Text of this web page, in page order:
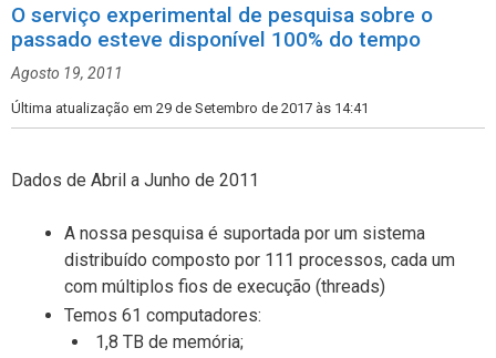
e
g
r
i
a
O serviço experimental de pesquisa sobre o
passado esteve disponível 100% do tempo
Agosto 19, 2011
Última atualização em 29 de Setembro de 2017 às 14:41
Dados de Abril a Junho de 2011
A nossa pesquisa é suportada por um sistema
distribuído composto por 111 processos, cada um
com múltiplos fios de execução (threads)
Temos 61 computadores:
1,8 TB de memória;